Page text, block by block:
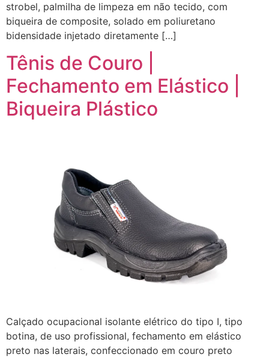
strobel, palmilha de limpeza em não tecido, com
biqueira de composite, solado em poliuretano
bidensidade injetado diretamente […]
Tênis de Couro |
Fechamento em Elástico |
Biqueira Plástico
Calçado ocupacional isolante elétrico do tipo I, tipo
botina, de uso profissional, fechamento em elástico
preto nas laterais, confeccionado em couro preto